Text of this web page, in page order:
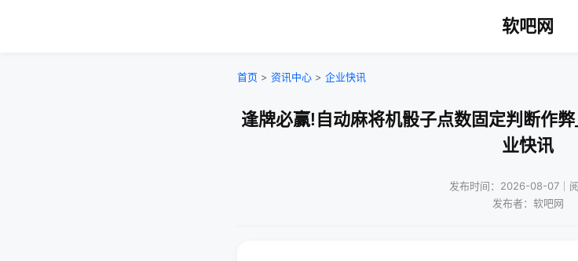
软吧网
首页 > 资讯中心 > 企业快讯
逢牌必赢!自动麻将机骰子点数固定判断作
业快讯
发布时间：2026-08-07｜
发布者：软吧网